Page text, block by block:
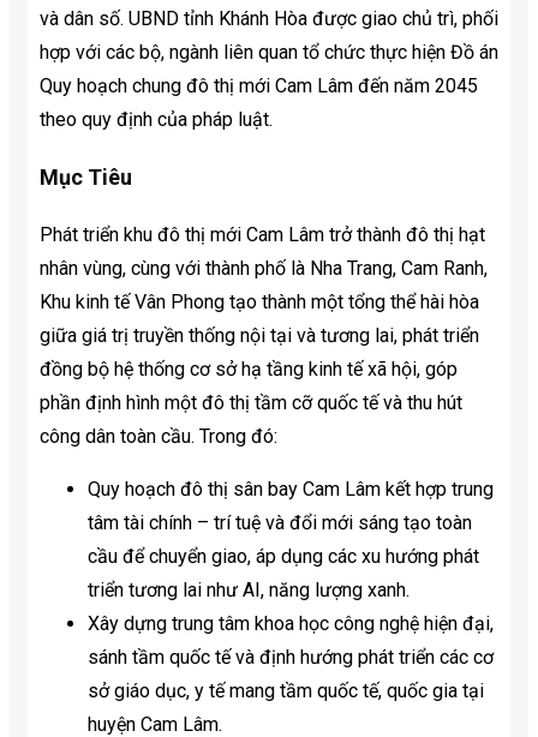
và dân số. UBND tỉnh Khánh Hòa được giao chủ trì, phối
hợp với các bộ, ngành liên quan tổ chức thực hiện Đồ án
Quy hoạch chung đô thị mới Cam Lâm đến năm 2045
theo quy định của pháp luật.
Mục Tiêu
Phát triển khu đô thị mới Cam Lâm trở thành đô thị hạt
nhân vùng, cùng với thành phố là Nha Trang, Cam Ranh,
Khu kinh tế Vân Phong tạo thành một tổng thể hài hòa
giữa giá trị truyền thống nội tại và tương lai, phát triển
đồng bộ hệ thống cơ sở hạ tầng kinh tế xã hội, góp
phần định hình một đô thị tầm cỡ quốc tế và thu hút
công dân toàn cầu. Trong đó:
Quy hoạch đô thị sân bay Cam Lâm kết hợp trung
tâm tài chính – trí tuệ và đổi mới sáng tạo toàn
cầu để chuyển giao, áp dụng các xu hướng phát
triển tương lai như AI, năng lượng xanh.
Xây dựng trung tâm khoa học công nghệ hiện đại,
sánh tầm quốc tế và định hướng phát triển các cơ
sở giáo dục, y tế mang tầm quốc tế, quốc gia tại
huyện Cam Lâm.